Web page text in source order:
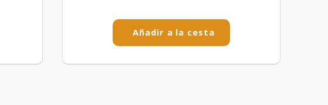
Añadir a la cesta